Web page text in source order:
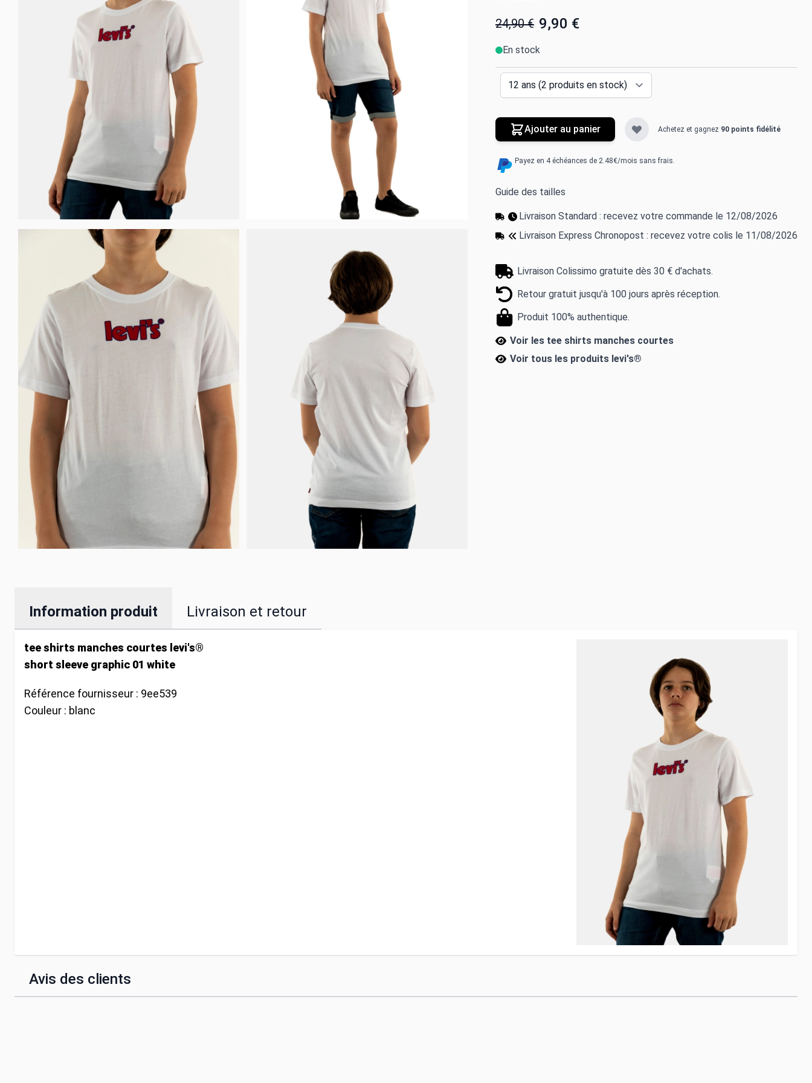
24,90 € 9,90 €
En stock
Ajouter au panier Achetez et gagnez 90 points fidélité
Payez en 4 échéances de 2.48€/mois sans frais.
Guide des tailles
Livraison Standard : recevez votre commande le 12/08/2026
Livraison Express Chronopost : recevez votre colis le 11/08/2026
Livraison Colissimo gratuite dès 30 € d'achats.
Retour gratuit jusqu'à 100 jours après réception.
Produit 100% authentique.
Voir les tee shirts manches courtes
Voir tous les produits levi's®
Information produit Livraison et retour
tee shirts manches courtes levi's®
short sleeve graphic 01 white
Référence fournisseur : 9ee539
Couleur : blanc
Avis des clients